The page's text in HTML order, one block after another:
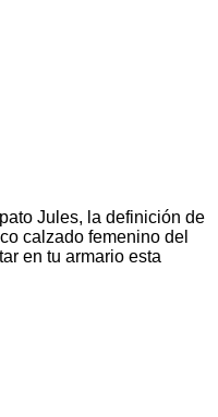
Jules, la definición de
calzado femenino del
en tu armario esta